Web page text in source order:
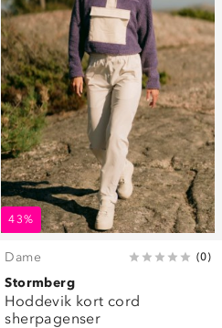
43%
Dame (0)
Stormberg
Hoddevik kort cord
sherpagenser